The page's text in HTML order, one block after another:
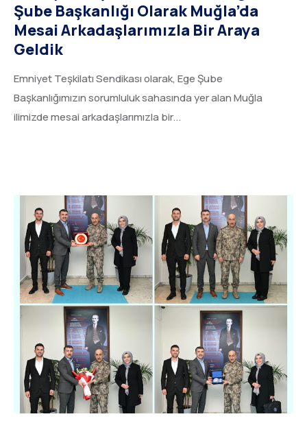
Şube Başkanlığı Olarak Muğla’da
Mesai Arkadaşlarımızla Bir Araya
Geldik
Emniyet Teşkilatı Sendikası olarak, Ege Şube
Başkanlığımızın sorumluluk sahasında yer alan Muğla
ilimizde mesai arkadaşlarımızla bir...